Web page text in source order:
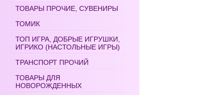
ТОВАРЫ ПРОЧИЕ, СУВЕНИРЫ
ТОМИК
ТОП ИГРА, ДОБРЫЕ ИГРУШКИ,
ИГРИКО (НАСТОЛЬНЫЕ ИГРЫ)
ТРАНСПОРТ ПРОЧИЙ
ТОВАРЫ ДЛЯ
НОВОРОЖДЕННЫХ